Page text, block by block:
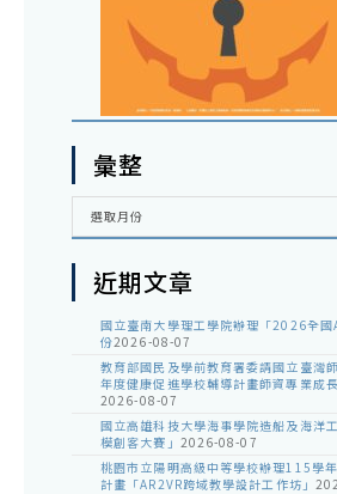
彙整
彙
選取月份
近期文章
國立臺南大學理工學院辦理「2026全
份2026-08-07
教育部國民及學前教育署委請國立臺灣
年度健康促進學校輔導計畫師資專業成
2026-08-07
國立高雄科技大學海事學院造船及海洋
模創客大賽」 2026-08-07
桃園市立陽明高級中等學校辦理115學
計畫「AR2VR跨域教學設計工作坊」